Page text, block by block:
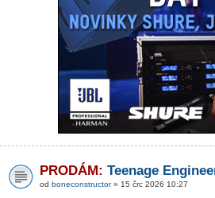
PRODÁM: Teenage
od boneconstructor» 15 črc 2026 10:27